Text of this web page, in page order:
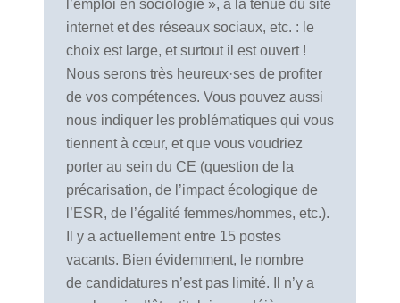
l’emploi en sociologie », à la tenue du site
internet et des réseaux sociaux, etc. : le
choix est large, et surtout il est ouvert !
Nous serons très heureux·ses de profiter
de vos compétences. Vous pouvez aussi
nous indiquer les problématiques qui vous
tiennent à cœur, et que vous voudriez
porter au sein du CE (question de la
précarisation, de l’impact écologique de
l’ESR, de l’égalité femmes/hommes, etc.).
Il y a actuellement entre 15 postes
vacants. Bien évidemment, le nombre
de candidatures n’est pas limité. Il n’y a